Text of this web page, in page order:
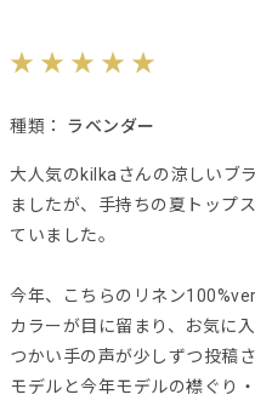
種類： ラベンダー
大人気のkilkaさんの涼しいブ
ましたが、手持ちの夏トップ
ていました。
今年、こちらのリネン
カラーが目に留まり、お気に
つかい手の声が少しずつ投稿
モデルと今年モデルの襟ぐり